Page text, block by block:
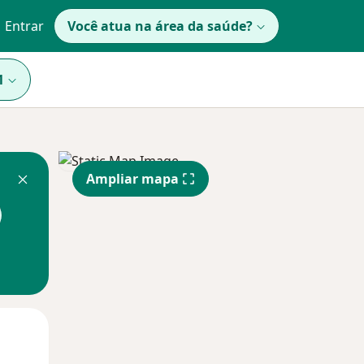
Entrar Você atua na área da saúde?
Ampliar mapa